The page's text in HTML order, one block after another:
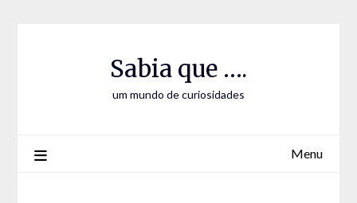
Sabia que ….
um mundo de curiosidades
Menu